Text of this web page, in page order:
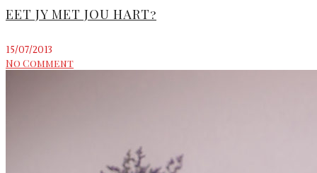
EET JY MET JOU HART?
15/07/2013
No Comment